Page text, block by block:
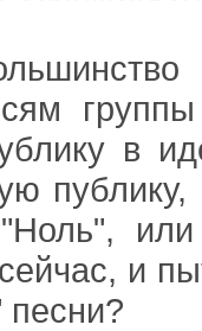
в
и
песни?